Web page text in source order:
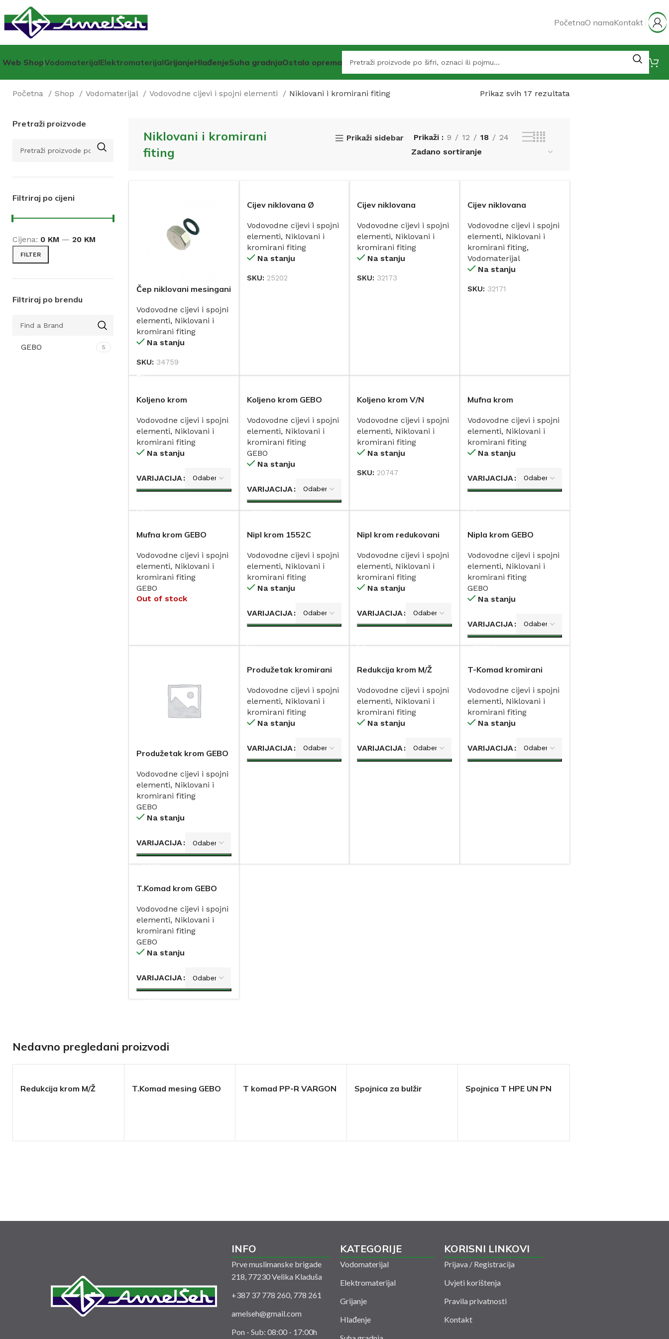
PočetnaO namaKontakt
Web ShopVodomaterijalElektromaterijalGrijanjeHlađenjeSuha gradnjaOstala oprema
Početna Shop Vodomaterijal Vodovodne cijevi i spojni elementi Niklovani i kromirani fiting Prikaz svih 17 rezultata
Pretraži proizvode
Filtriraj po cijeni
FILTER
Cijena: 0 KM — 20 KM
Filtriraj po brendu
GEBO 5
Niklovani i kromirani
fiting
Prikaži sidebar Prikaži 9 12 18 24
Čep niklovani mesingani
Vodovodne cijevi i spojni
elementi, Niklovani i
kromirani fiting
Na stanju
SKU: 34759
Cijev niklovana Ø
Vodovodne cijevi i spojni
elementi, Niklovani i
kromirani fiting
Na stanju
SKU: 25202
Cijev niklovana
mm HEIMEIER (3831-15.)
Vodovodne cijevi i spojni
elementi, Niklovani i
kromirani fiting
Na stanju
SKU: 32173
Cijev niklovana
mm IVAR (550015)
Vodovodne cijevi i spojni
elementi, Niklovani i
kromirani fiting,
Vodomaterijal
Na stanju
SKU: 32171
Koljeno krom
Vodovodne cijevi i spojni
elementi, Niklovani i
kromirani fiting
Na stanju
VARIJACIJA
Koljeno krom GEBO
Vodovodne cijevi i spojni
elementi, Niklovani i
kromirani fiting
GEBO
Na stanju
VARIJACIJA
DODAJ
Koljeno krom V/N
Vodovodne cijevi i spojni
elementi, Niklovani i
kromirani fiting
Na stanju
SKU: 20747
Mufna krom
Vodovodne cijevi i spojni
elementi, Niklovani i
kromirani fiting
Na stanju
VARIJACIJA
Mufna krom GEBO
Vodovodne cijevi i spojni
elementi, Niklovani i
kromirani fiting
GEBO
Out of stock
Nipl krom 1552C
Vodovodne cijevi i spojni
elementi, Niklovani i
kromirani fiting
Na stanju
VARIJACIJA
Nipl krom redukovani
Vodovodne cijevi i spojni
elementi, Niklovani i
kromirani fiting
Na stanju
VARIJACIJA
Nipla krom GEBO
Vodovodne cijevi i spojni
elementi, Niklovani i
kromirani fiting
GEBO
Na stanju
VARIJACIJA
DODAJ
Produžetak krom GEBO
Vodovodne cijevi i spojni
elementi, Niklovani i
kromirani fiting
GEBO
Na stanju
VARIJACIJA
DODAJ
Produžetak kromirani
Vodovodne cijevi i spojni
elementi, Niklovani i
kromirani fiting
Na stanju
VARIJACIJA
Redukcija krom M/Ž
Vodovodne cijevi i spojni
elementi, Niklovani i
kromirani fiting
Na stanju
VARIJACIJA
T-Komad kromirani
Vodovodne cijevi i spojni
elementi, Niklovani i
kromirani fiting
Na stanju
VARIJACIJA
T.Komad krom GEBO
Vodovodne cijevi i spojni
elementi, Niklovani i
kromirani fiting
GEBO
Na stanju
VARIJACIJA
DODAJ
Nedavno pregledani proizvodi
Redukcija krom M/Ž T.Komad mesing GEBO T komad PP-R VARGON Spojnica za bulžir
Spojnica T HPE UN PN
INFO
Prve muslimanske brigade
218, 77230 Velika Kladuša
+387 37 778 260, 778 261
amelseh@gmail.com
Pon - Sub: 08:00 - 17:00h
KATEGORIJE
Vodomaterijal
Elektromaterijal
Grijanje
Hlađenje
KORISNI LINKOVI
Prijava / Registracija
Uvjeti korištenja
Pravila privatnosti
Kontakt